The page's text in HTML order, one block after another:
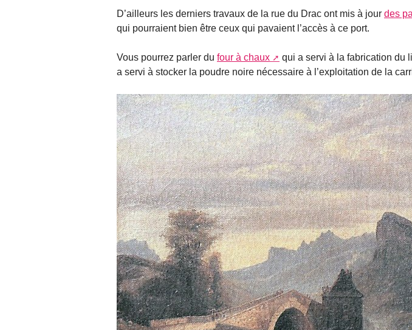
D’ailleurs les derniers travaux de la rue du Drac ont mis à jour des
qui pourraient bien être ceux qui pavaient l’accès à ce port.
Vous pourrez parler du four à chaux qui a servi à la fabrication du
a servi à stocker la poudre noire nécessaire à l’exploitation de la